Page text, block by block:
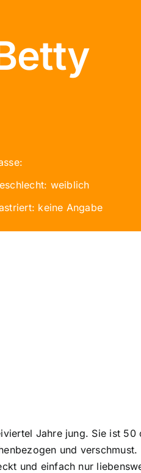
weiblich
keine Angabe
Jahre jung. Sie ist 50
und verschmust.
und einfach nur